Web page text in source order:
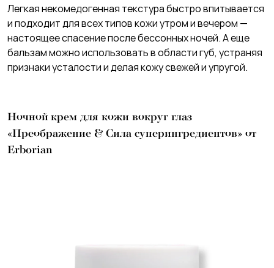
Легкая некомедогенная текстура быстро впитывается
и подходит для всех типов кожи утром и вечером —
настоящее спасение после бессонных ночей. А еще
бальзам можно использовать в области губ, устраняя
признаки усталости и делая кожу свежей и упругой.
Ночной крем для кожи вокруг глаз
«Преображение & Сила суперингредиентов» от
Erborian